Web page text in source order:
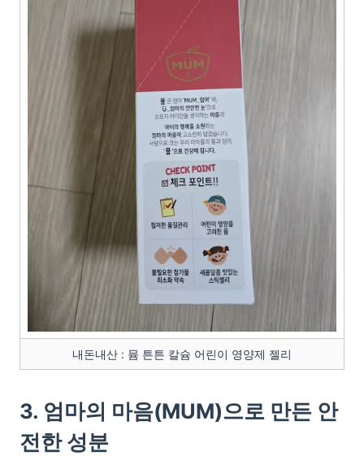
내돈내산 : 뮴 튼튼 칼슘 어린이 영양제 젤리
3. 엄마의 마음(MUM)으로 만든 안
전한 성분